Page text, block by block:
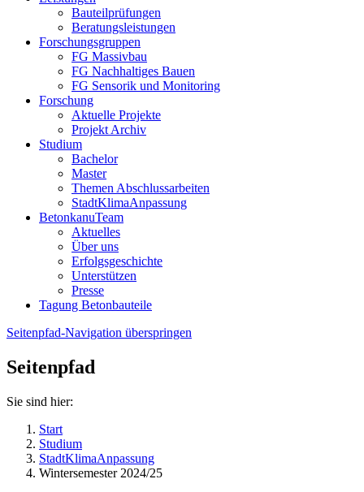
Bauteilprüfungen
Beratungsleistungen
Forschungsgruppen
FG Massivbau
FG Nachhaltiges Bauen
FG Sensorik und Monitoring
Forschung
Aktuelle Projekte
Projekt Archiv
Studium
Bachelor
Master
Themen Abschlussarbeiten
StadtKlimaAnpassung
BetonkanuTeam
Aktuelles
Über uns
Erfolgsgeschichte
Unterstützen
Presse
Tagung Betonbauteile
Seitenpfad-Navigation überspringen
Seitenpfad
Sie sind hier:
Start
Studium
StadtKlimaAnpassung
Wintersemester 2024/25